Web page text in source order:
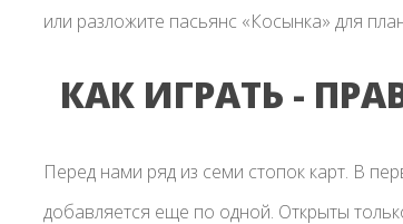
или разложите пасьянс «Косынка» для
КАК ИГРАТЬ -
Перед нами ряд из семи стопок карт. В
добавляется еще по одной. Открыты